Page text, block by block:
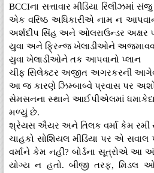
BCCIના સત્તાવાર મીડિયા
એક વરિષ્ઠ અધિકારીએ નામ ન
અર્શદીપ સિંહ અને ઓલરાઉન્ડર અક્ષર
યુવા અને ફ્રિન્જ ખેલાડીઓને
યુવા ખેલાડીઓને તક આપવાનો પ્લાન
ચીફ સિલેક્ટર અજીત અગરકરની
આ જ કારણે ઝિમ્બાબ્વે પ્રવાસ પર
સેમસનના સ્થાને આઈપીએલમાં
મળ્યું છે.
શ્રેયસ ઐયર અને તિલક વર્મા કેમ રમી
ચાહકો સોશિયલ મીડિયા પર એ
વર્માને કેમ નહીં? બોર્ડના સૂત્રોએ
યોગ્ય ન હતો. બીજી તરફ, મિડલ